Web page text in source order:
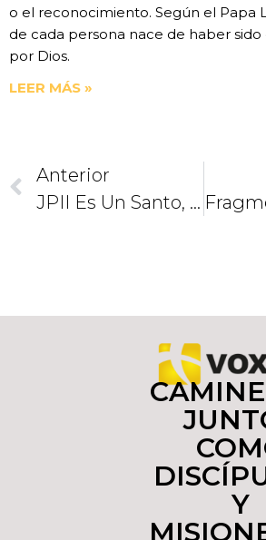
o el reconocimiento. Según el Papa
de cada persona nace de haber sido
por Dios.
LEER MÁS »
Anterior
JPII Es Un Santo, Dice Cardenal Lozano
Y